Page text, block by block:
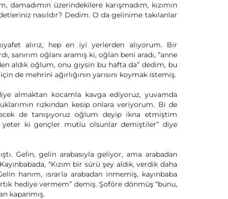
üzerindekilere karışmadım, kızımın
nasıldır? Dedim. O da gelinime takılanlar
alırız, hep en iyi yerlerden alıyorum. Bir
sanırım oğlanı aramış ki, oğlan beni aradı, “anne
aldık oğlum, onu giysin bu hafta da” dedim, bu
de mehrini ağırlığının yarısını koymak istemiş.
almaktan kocamla kavga ediyoruz, yuvamda
rızkından kesip onlara veriyorum. Bi de
de tanışıyoruz oğlum deyip ikna etmiştim
ki gençler mutlu olsunlar demiştiler” diye
Gelin, gelin arabasıyla geliyor, ama arabadan
"Kızım bir sürü şey aldık, verdik daha
hanım, ısrarla arabadan inmemiş, kayınbaba
hediye vermem” demiş. Şoföre dönmüş “bunu,
kapanmış.